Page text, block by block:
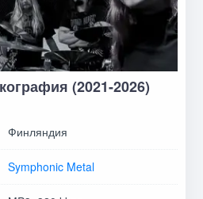
(2021-2026)
Финляндия
Symphonic Metal